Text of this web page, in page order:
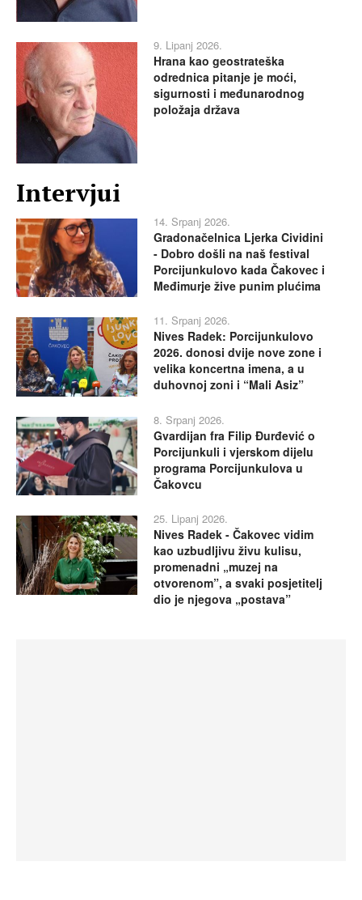
9. Lipanj 2026.
Hrana kao geostrateška
odrednica pitanje je moći,
sigurnosti i međunarodnog
položaja država
Intervjui
14. Srpanj 2026.
Gradonačelnica Ljerka Cividini
- Dobro došli na naš festival
Porcijunkulovo kada Čakovec i
Međimurje žive punim plućima
11. Srpanj 2026.
Nives Radek: Porcijunkulovo
2026. donosi dvije nove zone i
velika koncertna imena, a u
duhovnoj zoni i “Mali Asiz”
8. Srpanj 2026.
Gvardijan fra Filip Đurđević o
Porcijunkuli i vjerskom dijelu
programa Porcijunkulova u
Čakovcu
25. Lipanj 2026.
Nives Radek - Čakovec vidim
kao uzbudljivu živu kulisu,
promenadni „muzej na
otvorenom”, a svaki posjetitelj
dio je njegova „postava”